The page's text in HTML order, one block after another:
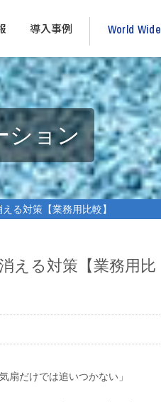
導入事例 World Wide
ション
る対策【業務用比較】
える対策【業務用比
扇だけでは追いつかない」